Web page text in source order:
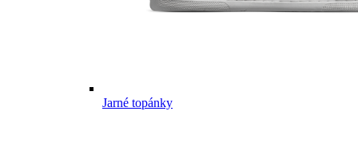
Jarné topánky